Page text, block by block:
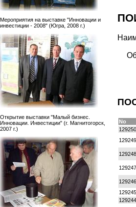
No
129250
129249
129248
129247
129246
129245
129244
Мероприятия на выставке "Инновации и
инвестиции - 2008" (Югра, 2008 г.)
Открытие выставки "Малый бизнес.
Инновации. Инвестиции" (г. Магнитогорск,
2007 г.)